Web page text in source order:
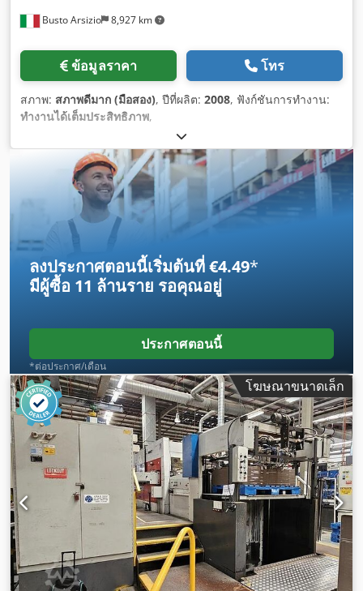
Busto Arsizio 8,927 km
ข้อมูลราคา โทร
สภาพ: สภาพดีมาก (มือสอง), ปีที่ผลิต: 2008, ฟังก์ชันการทำงาน:
ทำงานได้เต็มประสิทธิภาพ,
ลงประกาศตอนนี้เริ่มต้นที่ €4.49*
มีผู้ซื้อ 11 ล้านราย รอคุณอยู่
ประกาศตอนนี้
*ต่อประกาศ/เดือน
โฆษณาขนาดเล็ก